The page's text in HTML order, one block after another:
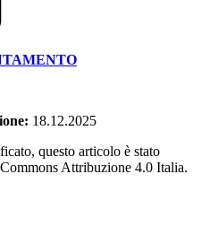
18.12.2025
questo articolo è stato
Attribuzione 4.0 Italia.